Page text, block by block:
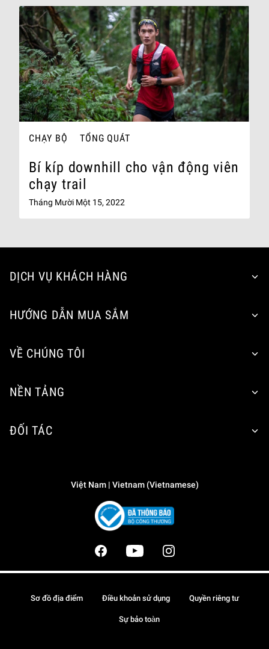
CHẠY BỘ TỔNG QUÁT
Bí kíp downhill cho vận động viên
chạy trail
Tháng Mười Một 15, 2022
DỊCH VỤ KHÁCH HÀNG
HƯỚNG DẪN MUA SẮM
VỀ CHÚNG TÔI
NỀN TẢNG
ĐỐI TÁC
Việt Nam | Vietnam (Vietnamese)
Sơ đồ địa điểm Điều khoản sử dụng Quyền riêng tư
Sự bảo toàn